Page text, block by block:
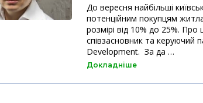
До вересня найбільші
потенційним покупцям
розмірі від 10% до 25%.
співзасновник та керуючий
Development. За да …
Докладніше